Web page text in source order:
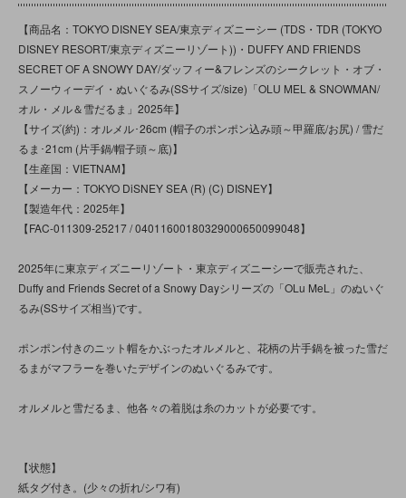
【商品名：TOKYO DISNEY SEA/東京ディズニーシー (TDS・TDR (TOKYO
DISNEY RESORT/東京ディズニーリゾート))・DUFFY AND FRIENDS
SECRET OF A SNOWY DAY/ダッフィー&フレンズのシークレット・オブ・
スノーウィーデイ・ぬいぐるみ(SSサイズ/size)「OLU MEL & SNOWMAN/
オル・メル＆雪だるま」2025年】
【サイズ(約)：オルメル･26cm (帽子のポンポン込み頭～甲羅底/お尻) / 雪だ
るま･21cm (片手鍋/帽子頭～底)】
【生産国：VIETNAM】
【メーカー：TOKYO DiSNEY SEA (R) (C) DISNEY】
【製造年代：2025年】
【FAC-011309-25217 / 04011600180329000650099048】
2025年に東京ディズニーリゾート・東京ディズニーシーで販売された、
Duffy and Friends Secret of a Snowy Dayシリーズの「OLu MeL」のぬいぐ
るみ(SSサイズ相当)です。
ポンポン付きのニット帽をかぶったオルメルと、花柄の片手鍋を被った雪だ
るまがマフラーを巻いたデザインのぬいぐるみです。
オルメルと雪だるま、他各々の着脱は糸のカットが必要です。
【状態】
紙タグ付き。(少々の折れ/シワ有)